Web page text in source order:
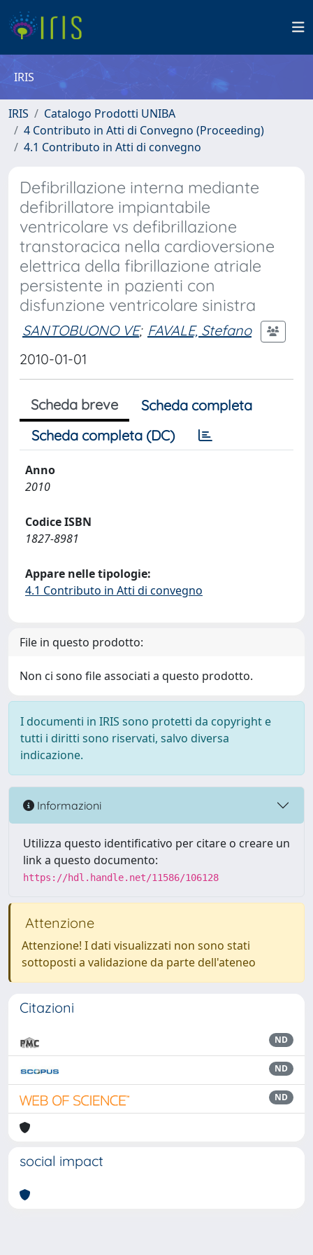
IRIS
IRIS
Catalogo Prodotti UNIBA
4 Contributo in Atti di Convegno (Proceeding)
4.1 Contributo in Atti di convegno
Defibrillazione interna mediante
defibrillatore impiantabile
ventricolare vs defibrillazione
transtoracica nella cardioversione
elettrica della fibrillazione atriale
persistente in pazienti con
disfunzione ventricolare sinistra
SANTOBUONO VE; FAVALE, Stefano
2010-01-01
Scheda breve
Scheda completa
Scheda completa (DC)
Anno
2010
Codice ISBN
1827-8981
Appare nelle tipologie:
4.1 Contributo in Atti di convegno
File in questo prodotto:
Non ci sono file associati a questo prodotto.
I documenti in IRIS sono protetti da copyright e
tutti i diritti sono riservati, salvo diversa
indicazione.
Informazioni
Utilizza questo identificativo per citare o creare un
link a questo documento:
https://hdl.handle.net/11586/106128
Attenzione
Attenzione! I dati visualizzati non sono stati
sottoposti a validazione da parte dell'ateneo
Citazioni
ND
ND
ND
social impact